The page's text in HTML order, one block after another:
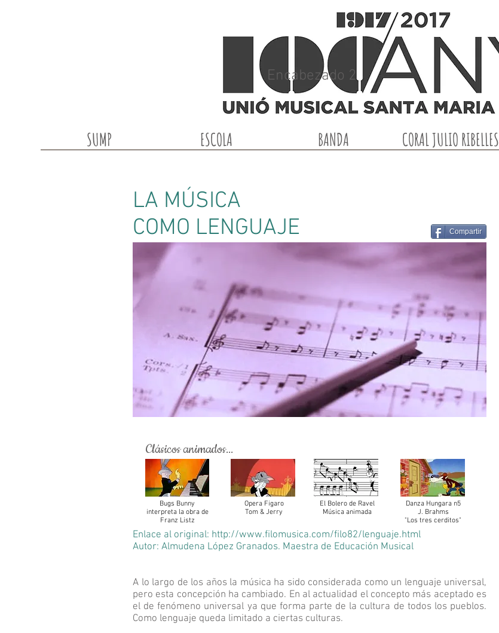
Encabezado 2
SUMP ESCOLA BANDA CORAL JULIO RIBELLES
LA MÚSICA
COMO LENGUAJE
Compartir
Clásicos animados...
Bugs Bunny
interpreta la obra de
Franz Listz
Opera Figaro
Tom & Jerry
El Bolero de Ravel
Música animada
Danza Hungara n5
J. Brahms
"Los tres cerditos"
Enlace al original: http://www.filomusica.com/filo82/lenguaje.html
Autor: Almudena López Granados. Maestra de Educación Musical
A lo largo de los años la música ha sido considerada como un lenguaje universal,
pero esta concepción ha cambiado. En al actualidad el concepto más aceptado es
el de fenómeno universal ya que forma parte de la cultura de todos los pueblos.
Como lenguaje queda limitado a ciertas culturas.